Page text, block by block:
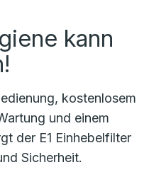
kann
kostenlosem
und einem
der E1 Einhebelfilter
Sicherheit.